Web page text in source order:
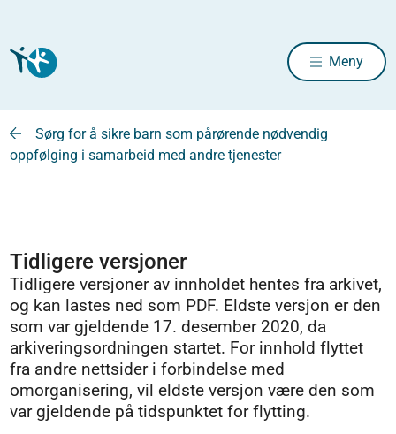
Meny
Sørg for å sikre barn som pårørende nødvendig
oppfølging i samarbeid med andre tjenester
Tidligere versjoner
Tidligere versjoner av innholdet hentes fra arkivet,
og kan lastes ned som PDF. Eldste versjon er den
som var gjeldende 17. desember 2020, da
arkiveringsordningen startet. For innhold flyttet
fra andre nettsider i forbindelse med
omorganisering, vil eldste versjon være den som
var gjeldende på tidspunktet for flytting.